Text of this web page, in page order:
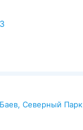
, Северный Парк